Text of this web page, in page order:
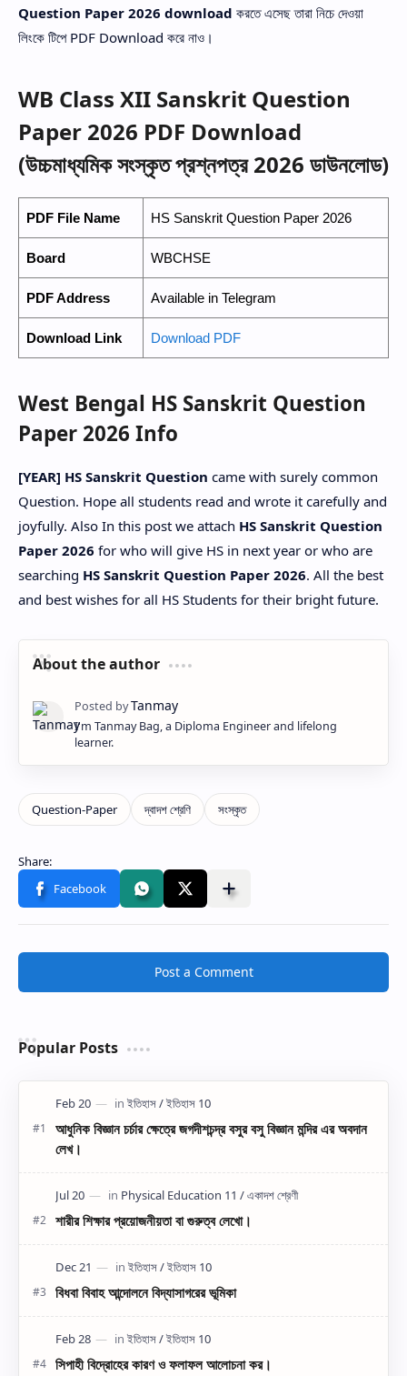
Question Paper 2026 download করতে এসেছ তারা নিচে দেওয়া
লিংকে টিপে PDF Download করে নাও।
WB Class XII Sanskrit Question
Paper 2026 PDF Download
(উচ্চমাধ্যমিক সংস্কৃত প্রশ্নপত্র 2026 ডাউনলোড)
PDF File Name HS Sanskrit Question Paper 2026
Board WBCHSE
PDF Address Available in Telegram
Download Link Download PDF
West Bengal HS Sanskrit Question
Paper 2026 Info
[YEAR] HS Sanskrit Question came with surely common
Question. Hope all students read and wrote it carefully and
joyfully. Also In this post we attach HS Sanskrit Question
Paper 2026 for who will give HS in next year or who are
searching HS Sanskrit Question Paper 2026. All the best
and best wishes for all HS Students for their bright future.
About the author
I'm Tanmay Bag, a Diploma Engineer and lifelong
learner.
Post a Comment
Popular Posts
আধুনিক বিজ্ঞান চর্চার ক্ষেত্রে জগদীশচন্দ্র বসুর বসু বিজ্ঞান মন্দির এর অবদান
লেখ।
শারীর শিক্ষার প্রয়োজনীয়তা বা গুরুত্ব লেখো।
বিধবা বিবাহ আন্দোলনে বিদ্যাসাগরের ভূমিকা
সিপাহী বিদ্রোহের কারণ ও ফলাফল আলোচনা কর।